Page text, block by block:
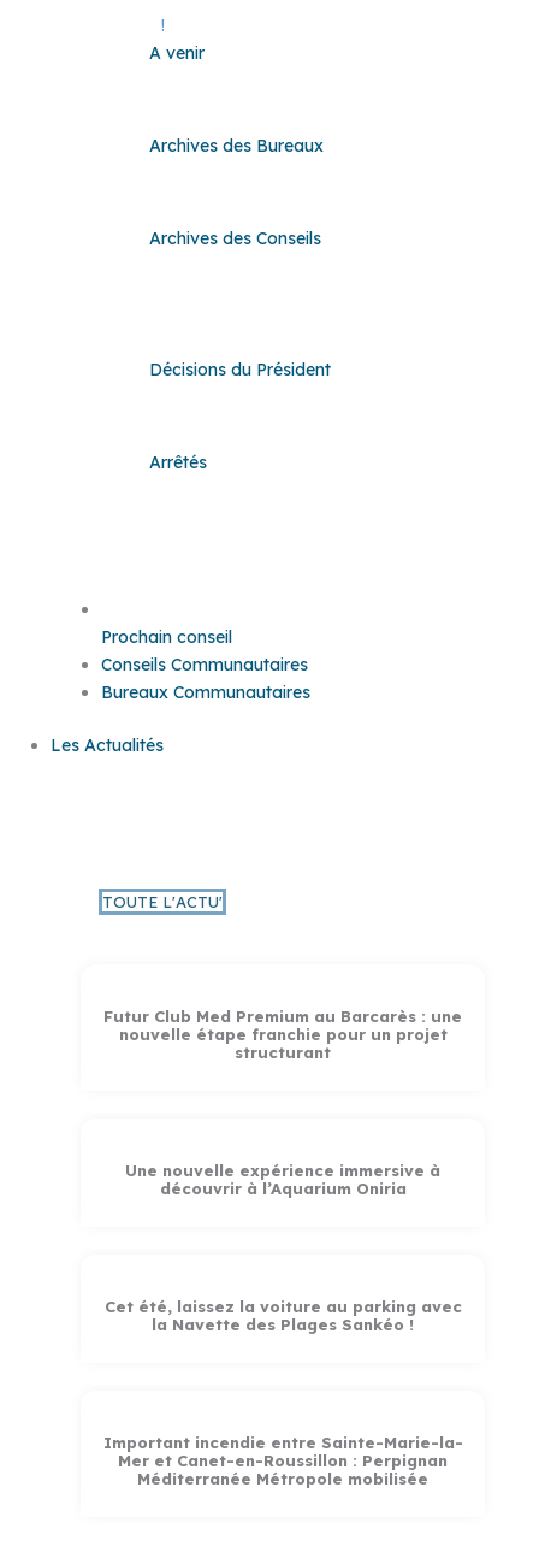
!
A venir
Archives des Bureaux
Archives des Conseils
Décisions du Président
Arrêtés
Prochain conseil
Conseils Communautaires
Bureaux Communautaires
Les Actualités
L'Actu PMM
TOUTE L'ACTU'
Futur Club Med Premium au Barcarès : une
nouvelle étape franchie pour un projet
structurant
Une nouvelle expérience immersive à
découvrir à l’Aquarium Oniria
Cet été, laissez la voiture au parking avec
la Navette des Plages Sankéo !
Important incendie entre Sainte-Marie-la-
Mer et Canet-en-Roussillon : Perpignan
Méditerranée Métropole mobilisée